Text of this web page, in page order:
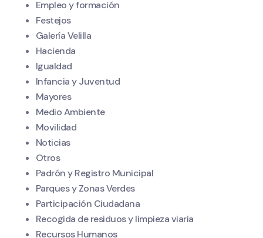
Empleo y formación
Festejos
Galería Velilla
Hacienda
Igualdad
Infancia y Juventud
Mayores
Medio Ambiente
Movilidad
Noticias
Otros
Padrón y Registro Municipal
Parques y Zonas Verdes
Participación Ciudadana
Recogida de residuos y limpieza viaria
Recursos Humanos